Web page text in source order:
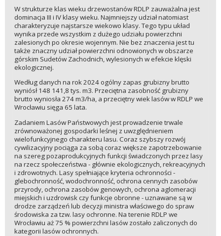
W strukturze klas wieku drzewostanów RDLP zauważalna jest
dominacja III i IV klasy wieku. Najmniejszy udział natomiast
charakteryzuje najstarsze wiekowo klasy. Tego typu układ
wynika przede wszystkim z dużego udziału powierzchni
zalesionych po okresie wojennym. Nie bez znaczenia jest tu
także znaczny udział powierzchni odnowionych w obszarze
górskim Sudetów Zachodnich, wylesionych w efekcie klęski
ekologicznej.
Według danych na rok 2024 ogólny zapas grubizny brutto
wyniósł 148 141,8 tys. m3. Przeciętna zasobność grubizny
brutto wyniosła 274 m3/ha, a przeciętny wiek lasów w RDLP we
Wrocławiu sięga 65 lata.
Zadaniem Lasów Państwowych jest prowadzenie trwale
zrównoważonej gospodarki leśnej z uwzględnieniem
wielofunkcyjnego charakteru lasu. Coraz szybszy rozwój
cywilizacyjny pociąga za sobą coraz większe zapotrzebowanie
na szereg pozaprodukcyjnych funkcji świadczonych przez lasy
na rzecz społeczeństwa - głównie ekologicznych, rekreacyjnych
i zdrowotnych. Lasy spełniające kryteria ochronności -
glebochronność, wodochronność, ochrona cennych zasobów
przyrody, ochrona zasobów genowych, ochrona aglomeracji
miejskich i uzdrowisk czy funkcje obronne - uznawane są w
drodze zarządzeń lub decyzji ministra właściwego do spraw
środowiska za tzw. lasy ochronne. Na terenie RDLP we
Wrocławiu aż 75 % powierzchni lasów zostało zaliczonych do
kategorii lasów ochronnych.